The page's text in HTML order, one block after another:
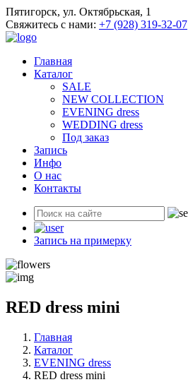
Пятигорск, ул. Октябрьская, 1
Свяжитесь с нами: +7 (928) 319-32-07
Главная
Каталог
SALE
NEW COLLECTION
EVENING dress
WEDDING dress
Под заказ
Запись
Инфо
О нас
Контакты
Запись на примерку
RED dress mini
Главная
Каталог
EVENING dress
RED dress mini